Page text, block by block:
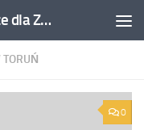
Cambella – Komfortowe Materace dla Zdrowego Snu
TORUŃ
0